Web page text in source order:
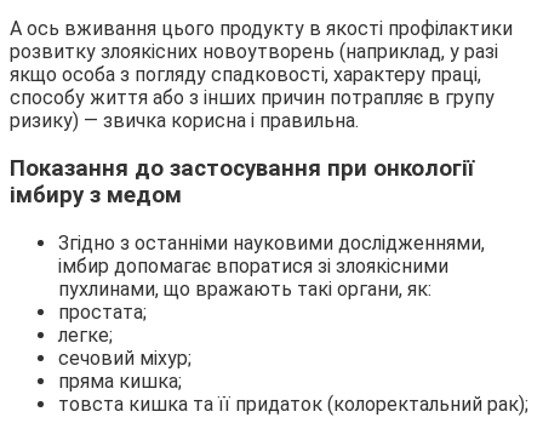
А ось вживання цього продукту в якості профілактики
розвитку злоякісних новоутворень (наприклад, у разі
якщо особа з погляду спадковості, характеру праці,
способу життя або з інших причин потрапляє в групу
ризику) — звичка корисна і правильна.
Показання до застосування при онкології
імбиру з медом
Згідно з останніми науковими дослідженнями,
імбир допомагає впоратися зі злоякісними
пухлинами, що вражають такі органи, як:
простата;
легке;
сечовий міхур;
пряма кишка;
товста кишка та її придаток (колоректальний рак);